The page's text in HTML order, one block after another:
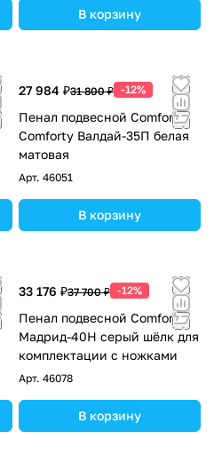
В корзину
27 984 ₽31 800 ₽ -12%
Пенал подвесной Comforty
Comforty Валдай-35П белая
матовая
Арт. 46051
В корзину
33 176 ₽37 700 ₽ -12%
Пенал подвесной Comforty
Мадрид-40Н серый шёлк для
комплектации с ножками
Арт. 46078
В корзину